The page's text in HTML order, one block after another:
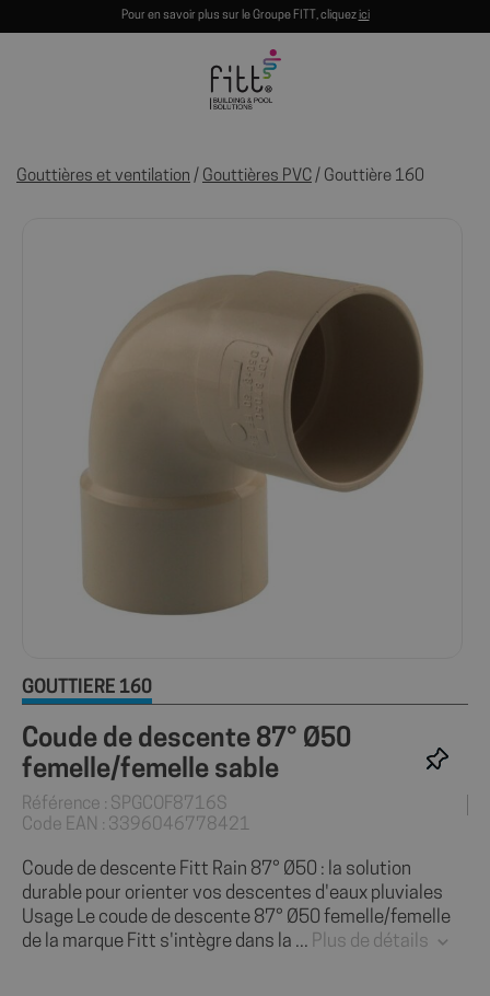
Pour en savoir plus sur le Groupe FITT, cliquezici
Gouttières et ventilation / Gouttières PVC / Gouttière 160
GOUTTIÈRE 160
Coude de descente 87° Ø50
femelle/femelle sable
Référence : SPGCOF8716S
Code EAN : 3396046778421
Coude de descente Fitt Rain 87° Ø50 : la solution
durable pour orienter vos descentes d'eaux pluviales
Usage Le coude de descente 87° Ø50 femelle/femelle
de la marque Fitt s'intègre dans la ... Plus de détails